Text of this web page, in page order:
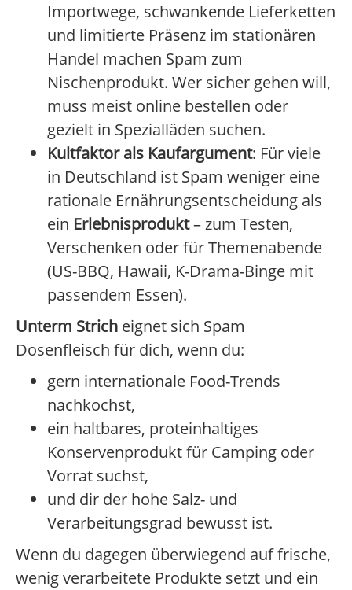
Importwege, schwankende Lieferketten
und limitierte Präsenz im stationären
Handel machen Spam zum
Nischenprodukt. Wer sicher gehen will,
muss meist online bestellen oder
gezielt in Spezialläden suchen.
Kultfaktor als Kaufargument: Für viele
in Deutschland ist Spam weniger eine
rationale Ernährungsentscheidung als
ein Erlebnisprodukt– zum Testen,
Verschenken oder für Themenabende
(US-BBQ, Hawaii, K-Drama-Binge mit
passendem Essen).
Unterm Strich eignet sich Spam
Dosenfleisch für dich, wenn du:
gern internationale Food-Trends
nachkochst,
ein haltbares, proteinhaltiges
Konservenprodukt für Camping oder
Vorrat suchst,
und dir der hohe Salz- und
Verarbeitungsgrad bewusst ist.
Wenn du dagegen überwiegend auf frische,
wenig verarbeitete Produkte setzt und ein